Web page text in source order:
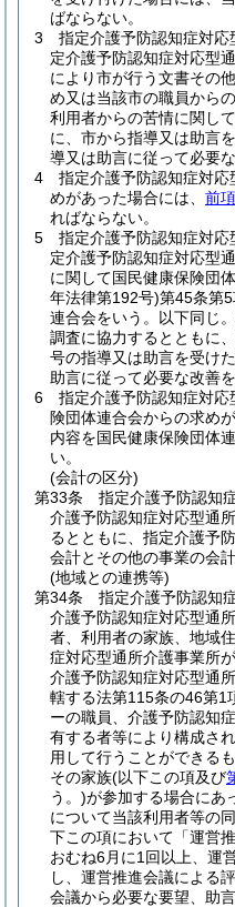
ばならない。
3
指定介護予防認知症対
定介護予防認知症対応型
により市が行う文書その
め又は当該市の職員から
利用者からの苦情に関し
に、市から指導又は助言
導又は助言に従って必要
4
指定介護予防認知症対
めがあった場合には、 前項
ればならない。
5
指定介護予防認知症対
定介護予防認知症対応型
に関して国民健康保険団
年法律第192号)第45条第
連合会をいう。以下同じ
調査に協力するとともに
号の指導又は助言を受け
助言に従って必要な改善
6
指定介護予防認知症対
険団体連合会からの求め
内容を国民健康保険団体
い。
(会計の区分)
第33条
指定介護予防認知
介護予防認知症対応型通
るとともに、指定介護予
会計とその他の事業の会
(地域との連携等)
第34条
指定介護予防認知
介護予防認知症対応型通
者、利用者の家族、地域
症対応型通所介護事業所
介護予防認知症対応型通
轄する法第115条の46第1
ーの職員、介護予防認知
有する者等により構成さ
用して行うことができる
その家族(以下この項及び
う。)が参加する場合にあ
について当該利用者等の
下この項において「運営
おむね6月に1回以上、運
し、運営推進会議による
会議から必要な要望、助